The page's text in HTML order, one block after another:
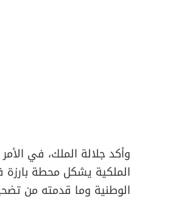
وأكد جلالة الملك، في
الملكية يشكل محطة بارزة
الوطنية وما قدمته من